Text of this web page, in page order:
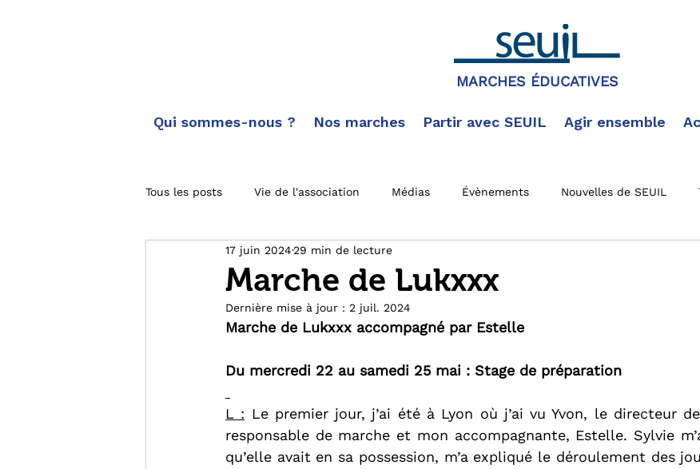
MARCHES ÉDUCATIVES
Qui sommes-nous ? Nos marches Partir avec SEUIL Agir ensemble
Tous les posts Vie de l'association Médias Évènements Nouvelles de SEUIL
Carnet de route Toutes les actus
Actus des marches
Marche de Lukxxx
17 juin 202429 min de lecture
Dernière mise à jour : 2 juil. 2024
Marche de Lukxxx accompagné par Estelle
Du mercredi 22 au samedi 25 mai : Stage de préparation
L : Le premier jour, j’ai été à Lyon où j’ai vu Yvon, le directeur
responsable de marche et mon accompagnante, Estelle. Sylvie
qu’elle avait en sa possession, m’a expliqué le déroulement des